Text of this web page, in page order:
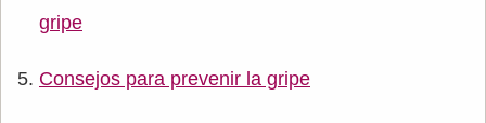
gripe
Consejos para prevenir la gripe